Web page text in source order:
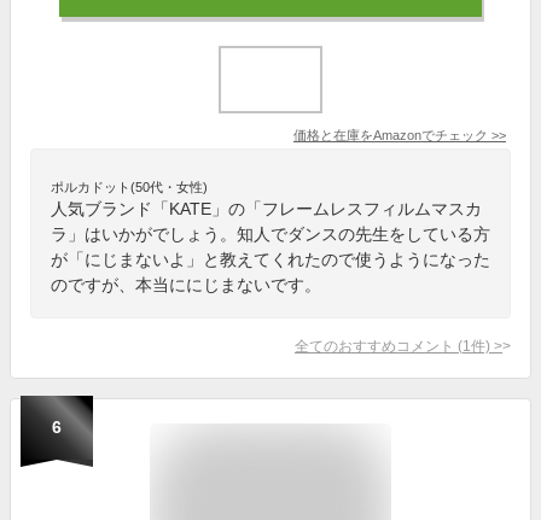
価格と在庫をAmazonでチェック >>
ポルカドット(50代・女性)
人気ブランド「KATE」の「フレームレスフィルムマスカ
ラ」はいかがでしょう。知人でダンスの先生をしている方
が「にじまないよ」と教えてくれたので使うようになった
のですが、本当ににじまないです。
全てのおすすめコメント (1 件) >
6